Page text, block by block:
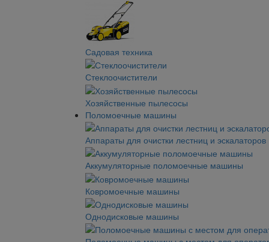
Садовая техника
Стеклоочистители
Хозяйственные пылесосы
Поломоечные машины
Аппараты для очистки лестниц и эскалаторов
Аккумуляторные поломоечные машины
Ковромоечные машины
Однодисковые машины